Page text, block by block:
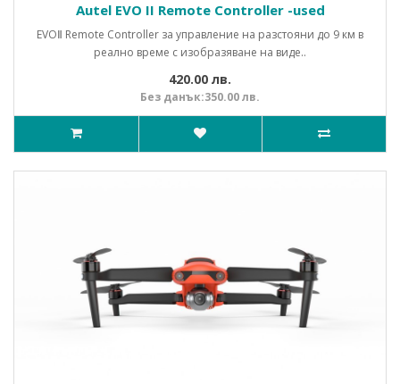
Autel EVO II Remote Controller -used
EVOⅡ Remote Controller за управление на разстояни до 9 км в
реално време с изобразяване на виде..
420.00 лв.
Без данък:350.00 лв.